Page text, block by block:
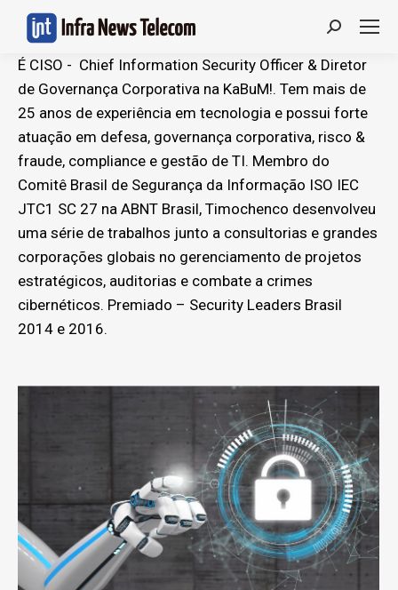
Search:
É CISO - Chief Information Security Officer & Diretor
de Governança Corporativa na KaBuM!. Tem mais de
25 anos de experiência em tecnologia e possui forte
atuação em defesa, governança corporativa, risco &
fraude, compliance e gestão de TI. Membro do
Comitê Brasil de Segurança da Informação ISO IEC
JTC1 SC 27 na ABNT Brasil, Timochenco desenvolveu
uma série de trabalhos junto a consultorias e grandes
corporações globais no gerenciamento de projetos
estratégicos, auditorias e combate a crimes
cibernéticos. Premiado – Security Leaders Brasil
2014 e 2016.